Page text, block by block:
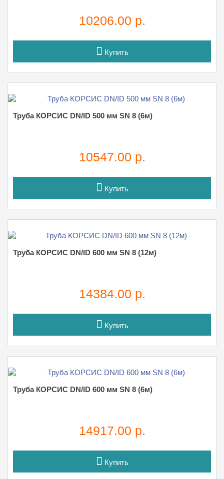
10206.00 р.
Купить
Труба КОРСИС DN/ID 500 мм SN 8 (6м)
10547.00 р.
Купить
Труба КОРСИС DN/ID 600 мм SN 8 (12м)
14384.00 р.
Купить
Труба КОРСИС DN/ID 600 мм SN 8 (6м)
14917.00 р.
Купить